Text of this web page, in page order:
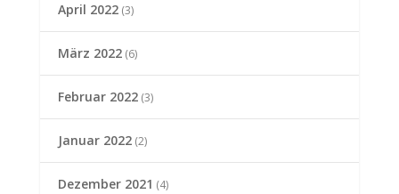
April 2022(3)
März 2022(6)
Februar 2022(3)
Januar 2022(2)
Dezember 2021 (4)